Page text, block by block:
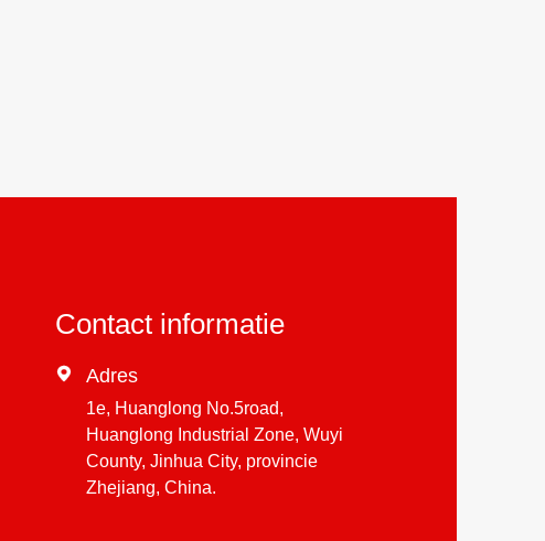
Contact informatie
 Adres
1e, Huanglong No.5road,
Huanglong Industrial Zone, Wuyi
County, Jinhua City, provincie
Zhejiang, China.